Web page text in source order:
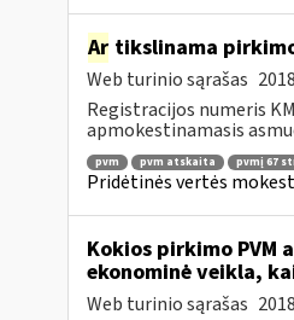
Artikslinama
Web turinio sąrašas
Registracijos numeris
apmokestinamasis
pvm pvm atskaita pvmį 67
Pridėtinės vertės
Kokios pirkimo PVM
ekonominė veikla,
Web turinio sąrašas